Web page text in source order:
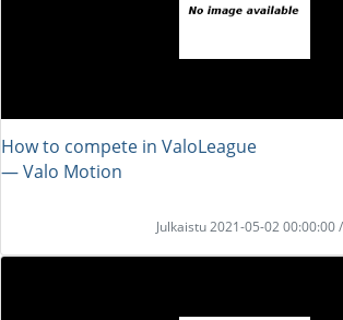
How to compete in ValoLeague
― Valo Motion
Julkaistu 2021-05-02